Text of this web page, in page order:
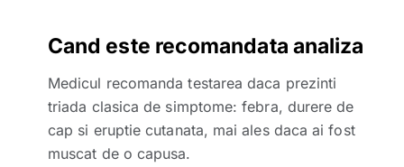
Cand este recomandata analiza
Medicul recomanda testarea daca prezinti
triada clasica de simptome: febra, durere de
cap si eruptie cutanata, mai ales daca ai fost
muscat de o capusa.